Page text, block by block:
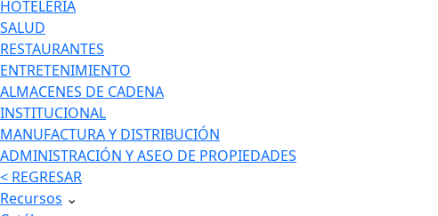
HOTELERÍA
SALUD
RESTAURANTES
ENTRETENIMIENTO
ALMACENES DE CADENA
INSTITUCIONAL
MANUFACTURA Y DISTRIBUCIÓN
ADMINISTRACIÓN Y ASEO DE PROPIEDADES
< REGRESAR
Recursos ⌄